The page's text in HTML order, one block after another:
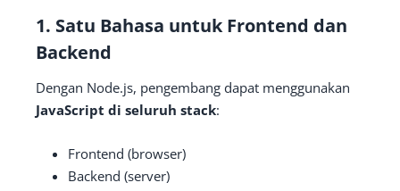
1. Satu Bahasa untuk Frontend dan
Backend
Dengan Node.js, pengembang dapat menggunakan
JavaScript di seluruh stack:
Frontend (browser)
Backend (server)